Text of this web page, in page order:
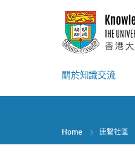
關於知識交流
Home 連繫社區